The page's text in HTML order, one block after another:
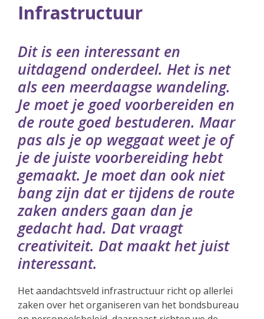
Infrastructuur
Dit is een interessant en
uitdagend onderdeel. Het is net
als een meerdaagse wandeling.
Je moet je goed voorbereiden en
de route goed bestuderen. Maar
pas als je op weggaat weet je of
je de juiste voorbereiding hebt
gemaakt. Je moet dan ook niet
bang zijn dat er tijdens de route
zaken anders gaan dan je
gedacht had. Dat vraagt
creativiteit. Dat maakt het juist
interessant.
Het aandachtsveld infrastructuur richt op allerlei
zaken over het organiseren van het bondsbureau